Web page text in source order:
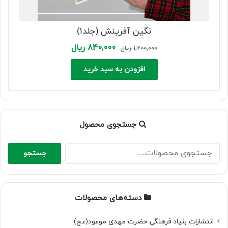
نگین آفرینش (جلد۱)
1,200,000 ریال Original
price
was:
1,200,000 ریال.
840,000 ریالCurrent
price
840,000 ریال.
افزودن به سبد خرید
جستجوی محصول
جستجو
برای:
جستجو
دسته‌های محصولات
انتشارات بنیاد فرهنگی حضرت مهدی موعود(عج)